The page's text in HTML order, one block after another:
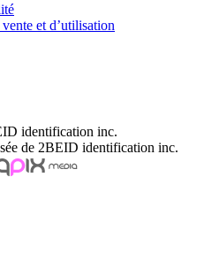
et d’utilisation
identification inc.
de 2BEID identification inc.